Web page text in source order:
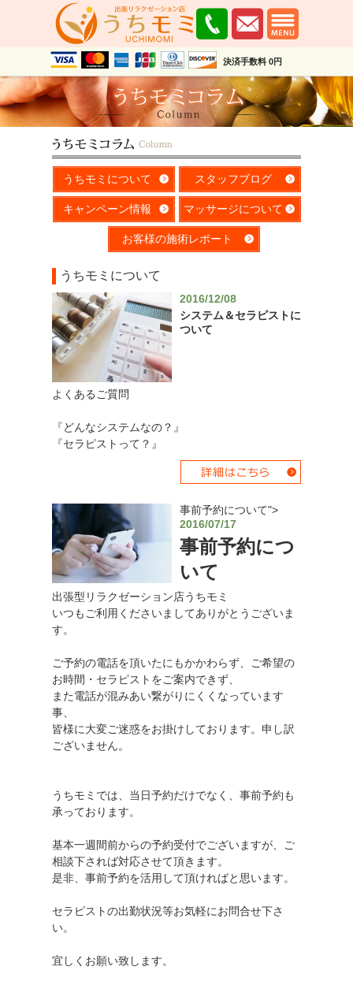
決済手数料 0円
うちモミについて スタッフブログ
キャンペーン情報 マッサージについて
お客様の施術レポート
うちモミについて
2016/12/08
システム＆セラピストに
ついて
よくあるご質問
『どんなシステムなの？』
『セラピストって？』
事前予約について">
2016/07/17
事前予約につ
いて
出張型リラクゼーション店うちモミ
いつもご利用くださいましてありがとうございま
す。
ご予約の電話を頂いたにもかかわらず、ご希望の
お時間・セラピストをご案内できず、
また電話が混みあい繋がりにくくなっています
事、
皆様に大変ご迷惑をお掛けしております。申し訳
ございません。
うちモミでは、当日予約だけでなく、事前予約も
承っております。
基本一週間前からの予約受付でございますが、ご
相談下されば対応させて頂きます。
是非、事前予約を活用して頂ければと思います。
セラピストの出勤状況等お気軽にお問合せ下さ
い。
宜しくお願い致します。